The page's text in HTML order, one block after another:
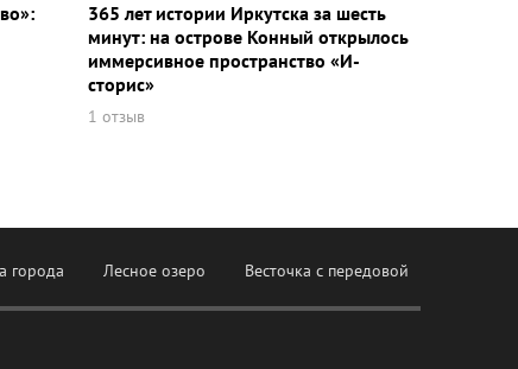
365 лет истории Иркутска за шесть
минут: на острове Конный открылось
иммерсивное пространство «И-
сторис»
1 отзыв
города Лесное озеро Весточка с передовой